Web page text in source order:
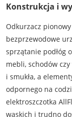
Konstrukcja i
Odkurzacz pionowy
bezprzewodowe
sprzątanie podłóg
mebli, schodów
i smukła, a
odpornego na
elektroszczotka
wąskich i trudno